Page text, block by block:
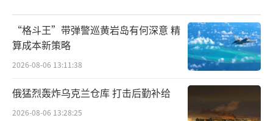
“格斗王”带弹警巡黄岩岛有何深意 精
算成本新策略
2026-08-06 13:11:38
俄猛烈轰炸乌克兰仓库 打击后勤补给
2026-08-06 13:28:25